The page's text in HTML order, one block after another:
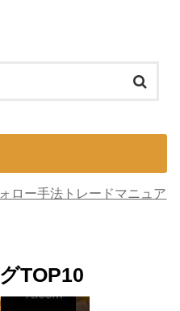
ロー手法トレードマニュア
TOP10